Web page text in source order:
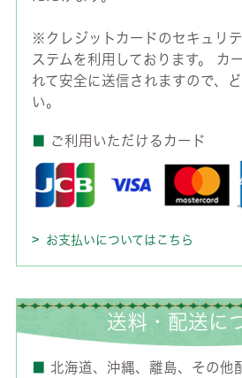
※クレジットカードのセキュリ
ステムを利用しております。 カ
れて安全に送信されますので、
い。
ご利用いただけるカード
お支払いについてはこちら
送料・配送に
北海道、沖縄、離島、その他